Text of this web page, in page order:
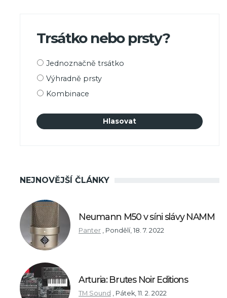
Trsátko nebo prsty?
Možnosti
Jednoznačně trsátko
Výhradně prsty
Kombinace
NEJNOVĚJŠÍ ČLÁNKY
Neumann M50 v síni slávy NAMM
Panter , Pondělí, 18. 7. 2022
Arturia: Brutes Noir Editions
TM Sound , Pátek, 11. 2. 2022